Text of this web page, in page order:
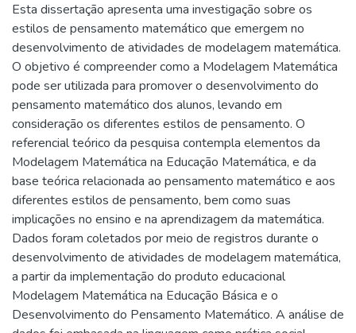
Esta dissertação apresenta uma investigação sobre os
estilos de pensamento matemático que emergem no
desenvolvimento de atividades de modelagem matemática.
O objetivo é compreender como a Modelagem Matemática
pode ser utilizada para promover o desenvolvimento do
pensamento matemático dos alunos, levando em
consideração os diferentes estilos de pensamento. O
referencial teórico da pesquisa contempla elementos da
Modelagem Matemática na Educação Matemática, e da
base teórica relacionada ao pensamento matemático e aos
diferentes estilos de pensamento, bem como suas
implicações no ensino e na aprendizagem da matemática.
Dados foram coletados por meio de registros durante o
desenvolvimento de atividades de modelagem matemática,
a partir da implementação do produto educacional
Modelagem Matemática na Educação Básica e o
Desenvolvimento do Pensamento Matemático. A análise de